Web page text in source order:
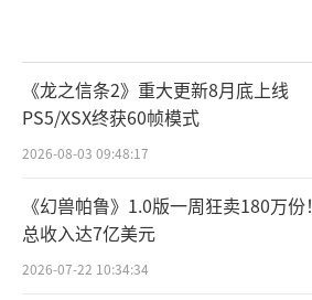
《龙之信条2》重大更新8月底上线
PS5/XSX终获60帧模式
2026-08-03 09:48:17
《幻兽帕鲁》1.0版一周狂卖180万份！
总收入达7亿美元
2026-07-22 10:34:34